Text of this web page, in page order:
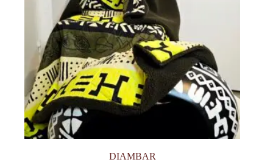
DIAMBAR